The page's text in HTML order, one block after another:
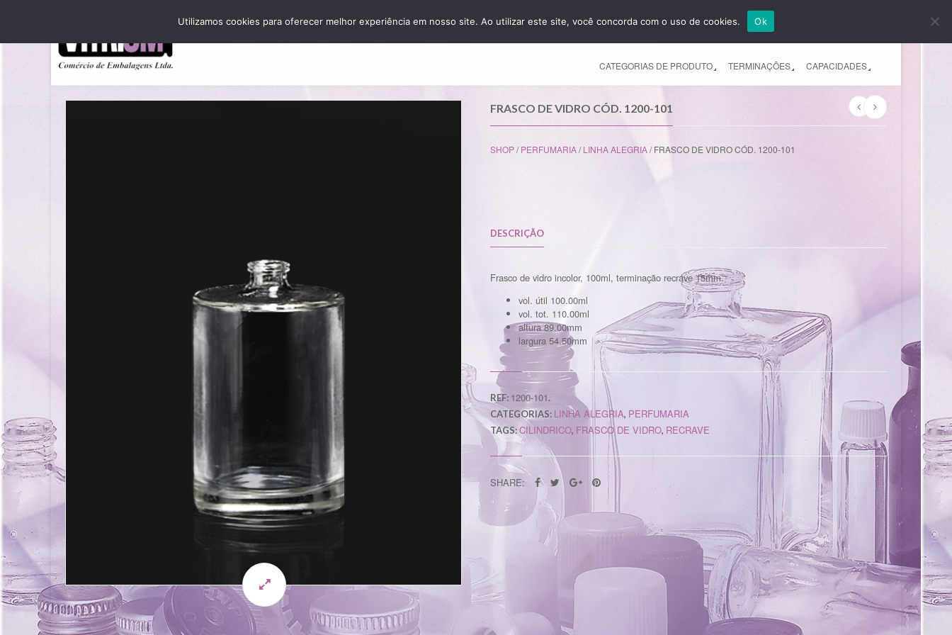
HOME EMPRESA PRODUTOS CONTATO
CATEGORIAS DE PRODUTO TERMINAÇÕES CAPACIDADES
FRASCO DE VIDRO CÓD. 1200-101
SHOP/PERFUMARIA/LINHA ALEGRIA/ FRASCO DE VIDRO CÓD. 1200-101
DESCRIÇÃO
Frasco de vidro incolor, 100ml, terminação recrave 15mm.
vol. útil 100.00ml
vol. tot. 110.00ml
altura 89.00mm
largura 54.50mm
REF: 1200-101.
CATEGORIAS: LINHA ALEGRIA, PERFUMARIA
TAGS:CILINDRICO, FRASCO DE VIDRO, RECRAVE
SHARE:
Utilizamos cookies para oferecer melhor experiência em nosso site. Ao utilizar este site, você concorda com o uso de cookies. Ok